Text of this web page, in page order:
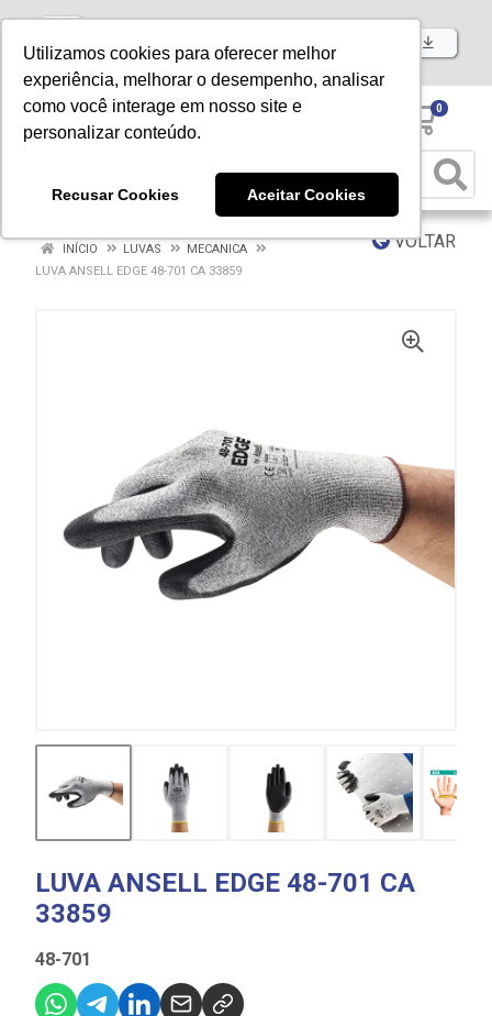
Utilizamos cookies para oferecer melhor
experiência, melhorar o desempenho, analisar
como você interage em nosso site e
personalizar conteúdo.
Recusar Cookies Aceitar Cookies
Baixe já nosso APP
0
VOLTAR
INÍCIO LUVAS
MECANICA
LUVA ANSELL EDGE 48-701 CA 33859
LUVA ANSELL EDGE 48-701 CA
33859
48-701